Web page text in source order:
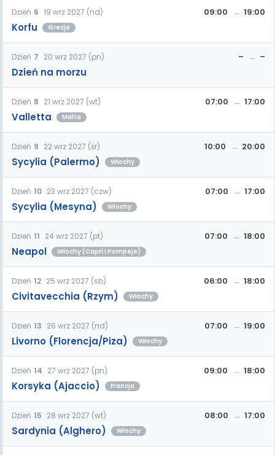
Dzień 6 19 wrz 2027 (nd)
Korfu Grecja
09:00 19:00
Dzień 7 20 wrz 2027 (pn)
Dzień na morzu
– –
Dzień 8 21 wrz 2027 (wt)
Valletta Malta
07:00 17:00
Dzień 9 22 wrz 2027 (śr)
Sycylia (Palermo) Włochy
10:00 20:00
Dzień 10 23 wrz 2027 (czw)
Sycylia (Mesyna) Włochy
07:00 17:00
Dzień 11 24 wrz 2027 (pt)
Neapol Włochy (Capri i Pompeje)
07:00 18:00
Dzień 12 25 wrz 2027 (sb)
Civitavecchia (Rzym) Włochy
06:00 18:00
Dzień 13 26 wrz 2027 (nd)
Livorno (Florencja/Piza) Włochy
07:00 19:00
Dzień 14 27 wrz 2027 (pn)
Korsyka (Ajaccio) Francja
09:00 18:00
Dzień 15 28 wrz 2027 (wt)
Sardynia (Alghero) Włochy
08:00 17:00